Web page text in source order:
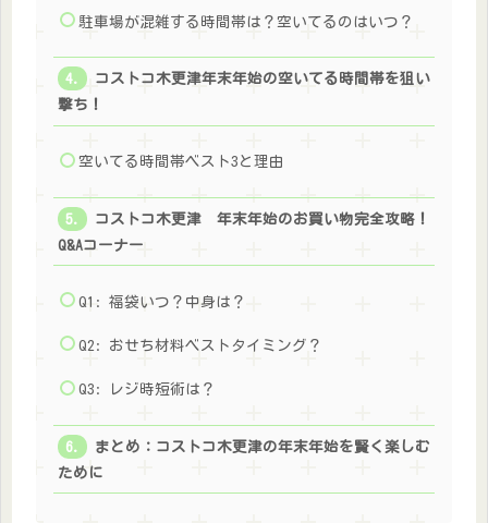
駐車場が混雑する時間帯は？空いてるのはいつ？
コストコ木更津年末年始の空いてる時間帯を狙い
撃ち！
空いてる時間帯ベスト3と理由
コストコ木更津 年末年始のお買い物完全攻略！
Q&Aコーナー
Q1: 福袋いつ？中身は？
Q2: おせち材料ベストタイミング？
Q3: レジ時短術は？
まとめ：コストコ木更津の年末年始を賢く楽しむ
ために